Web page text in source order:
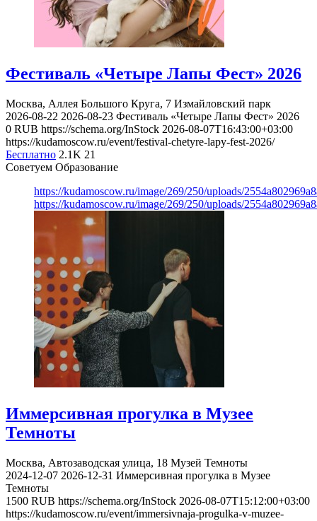
Фестиваль «Четыре Лапы Фест» 2026
Москва, Аллея Большого Круга, 7 Измайловский парк
2026-08-22 2026-08-23 Фестиваль «Четыре Лапы Фест» 2026
0 RUB https://schema.org/InStock 2026-08-07T16:43:00+03:00
https://kudamoscow.ru/event/festival-chetyre-lapy-fest-2026/
Бесплатно 2.1K 21
Советуем Образование
https://kudamoscow.ru/image/269/250/uploads/
https://kudamoscow.ru/image/269/250/uploads/
Иммерсивная прогулка в Музее
Темноты
Москва, Автозаводская улица, 18 Музей Темноты
2024-12-07 2026-12-31 Иммерсивная прогулка в Музее
Темноты
1500 RUB https://schema.org/InStock 2026-08-07T15:12:00+03:00
https://kudamoscow.ru/event/immersivnaja-progulka-v-muzee-